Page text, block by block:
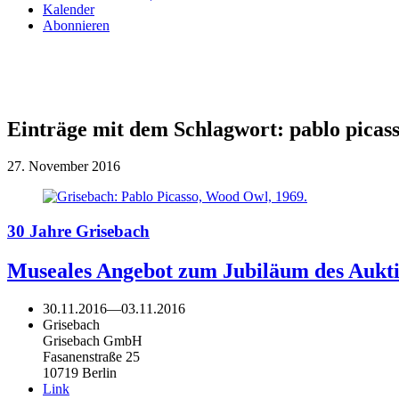
Kalender
Abonnieren
Einträge mit dem Schlagwort: pablo
27. November 2016
30 Jahre Grisebach
Museales Angebot zum Jubiläum des
30.11.2016—03.11.2016
Grisebach
Grisebach GmbH
Fasanenstraße 25
10719 Berlin
Link